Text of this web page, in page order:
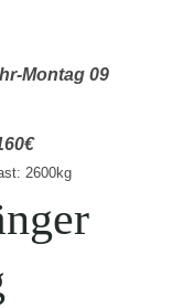
Montag 09
2600kg